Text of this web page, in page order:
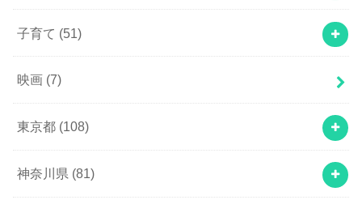
子育て (51)
映画 (7)
東京都 (108)
神奈川県 (81)